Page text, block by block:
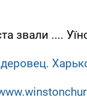
звали ....